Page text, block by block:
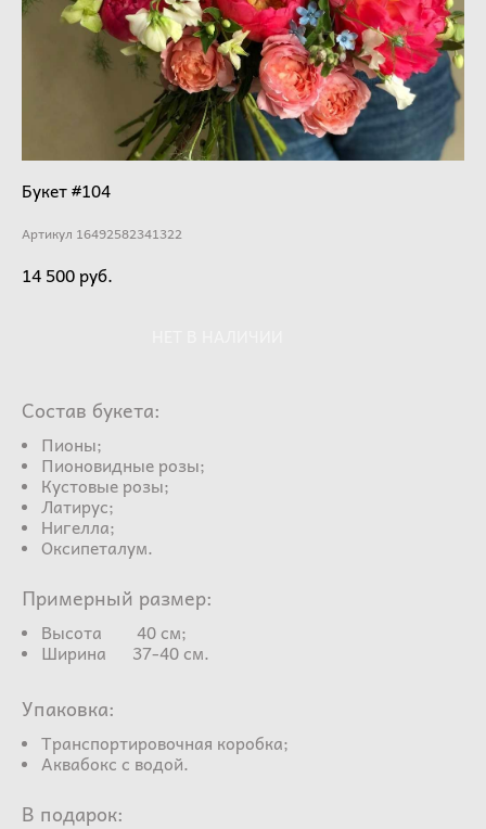
Букет #104
Артикул 16492582341322
14 500 pуб.
Состав букета:
Пионы;
Пионовидные розы;
Кустовые розы;
Латирус;
Нигелла;
Оксипеталум.
Примерный размер:
Высота 40 см;
Ширина 37-40 см.
Упаковка:
Транспортировочная коробка;
Аквабокс с водой.
В подарок: